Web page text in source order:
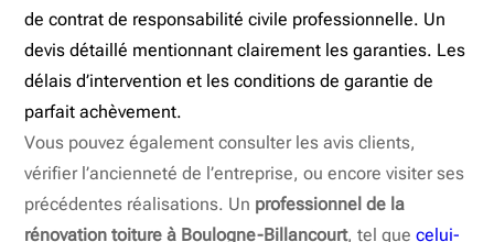
de contrat de responsabilité civile professionnelle. Un
devis détaillé mentionnant clairement les garanties. Les
délais d’intervention et les conditions de garantie de
parfait achèvement.
Vous pouvez également consulter les avis clients,
vérifier l’ancienneté de l’entreprise, ou encore visiter ses
précédentes réalisations. Un professionnel de la
rénovation toiture à Boulogne-Billancourt, tel quecelui-